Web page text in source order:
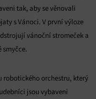
tak, aby se věnovali
s Vánoci. V první výloze
vánoční stromeček a
robotického orchestru, který
jsou vybaveni